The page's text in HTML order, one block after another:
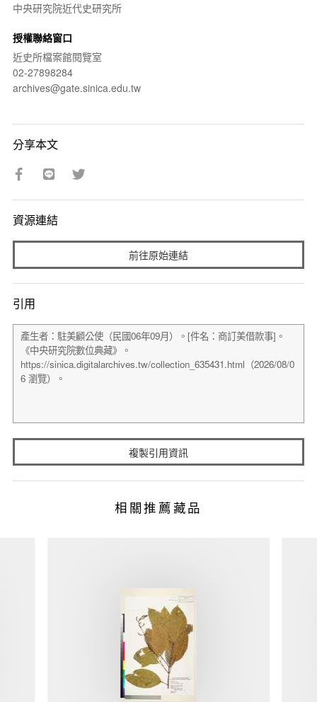
中央研究院近代史研究所
授權聯絡窗口
近史所檔案館閱覽室
02-27898284
archives@gate.sinica.edu.tw
分享本文
資源連結
前往原始連結
引用
複製引用資訊
相關推薦藏品